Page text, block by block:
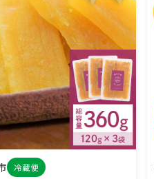
冷蔵便